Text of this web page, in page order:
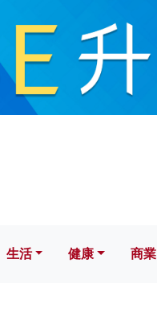
健康
生活 健康 商業